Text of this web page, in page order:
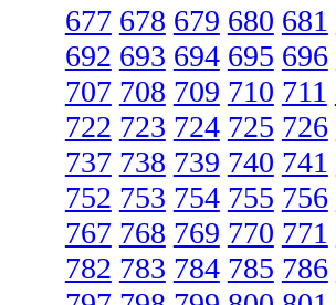
677 678 679 680 681
692 693 694 695 696
707 708 709 710 711
722 723 724 725 726
737 738 739 740 741
752 753 754 755 756
767 768 769 770 771
782 783 784 785 786